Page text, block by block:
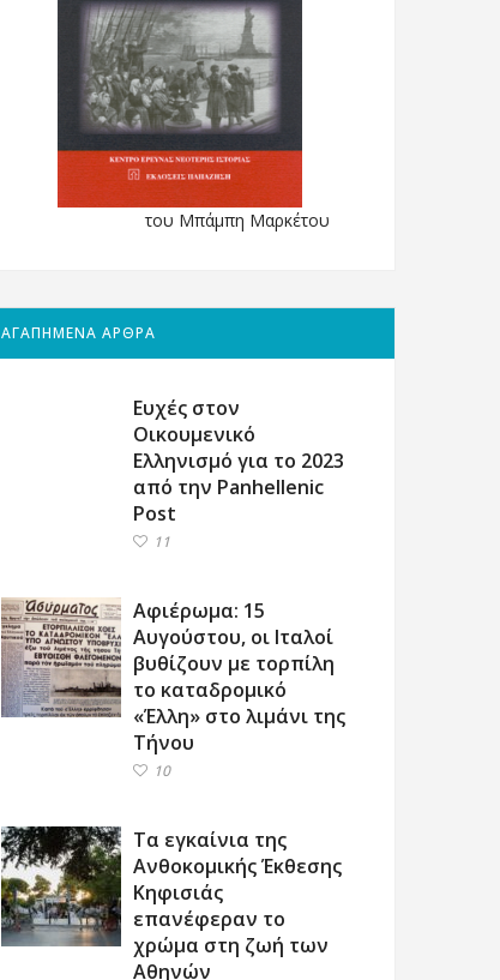
του Μπάμπη Μαρκέτου
ΑΓΑΠΗΜΕΝΑ ΑΡΘΡΑ
Ευχές στον
Οικουμενικό
Ελληνισμό για το 2023
από την Panhellenic
Post
11
Αφιέρωμα: 15
Αυγούστου, οι Ιταλοί
βυθίζουν με τορπίλη
το καταδρομικό
«Έλλη» στο λιμάνι της
Τήνου
10
Τα εγκαίνια της
Ανθοκομικής Έκθεσης
Κηφισιάς
επανέφεραν το
χρώμα στη ζωή των
Αθηνών